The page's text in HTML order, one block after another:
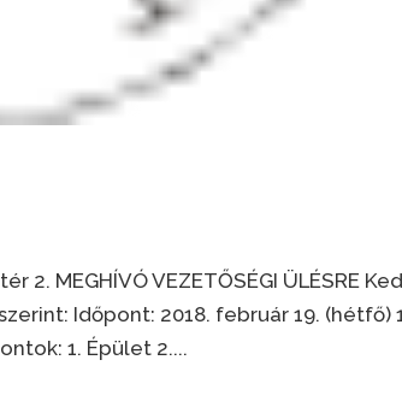
MEGHÍVÓ VEZETŐSÉGI ÜLÉSRE
Időpont: 2018. február 19. (hétfő)
1. Épület 2....